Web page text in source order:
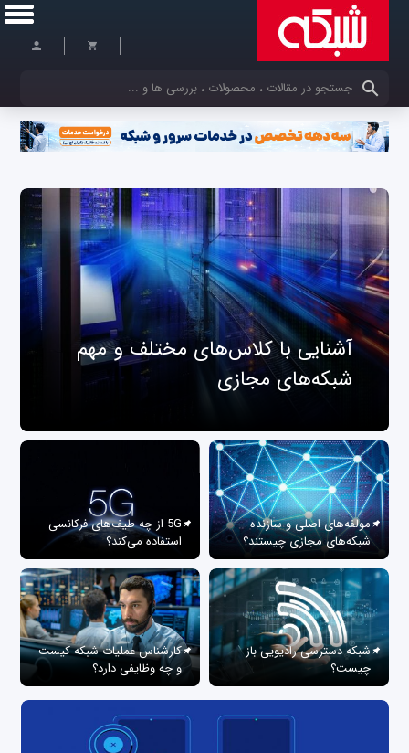
کلمات کلیدی خود را وارد کنید
آشنایی با کلاس‌های مختلف و مهم
شبکه‌های مجازی
مولفه‌های اصلی و سازنده
شبکه‌های مجازی چیستند؟
5G از چه طیف‌های فرکانسی
استفاده می‌کند؟
شبکه دسترسی رادیویی باز
چیست؟
کارشناس عملیات شبکه کیست
و چه وظایفی دارد؟